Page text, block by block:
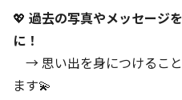
💖 過去の写真やメッセージ
に！
→ 思い出を身につけるこ
ます💫